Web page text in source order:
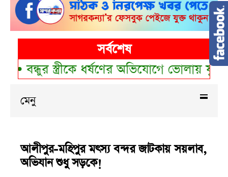
সর্বশেষ
বন্ধুর স্ত্রীকে ধর্ষণের অভিযোগে ভোলায় যুবক
মেনু
আলীপুর-মহিপুর মৎস্য বন্দর জাটকায় সয়লাব,
অভিযান শুধু সড়কে!